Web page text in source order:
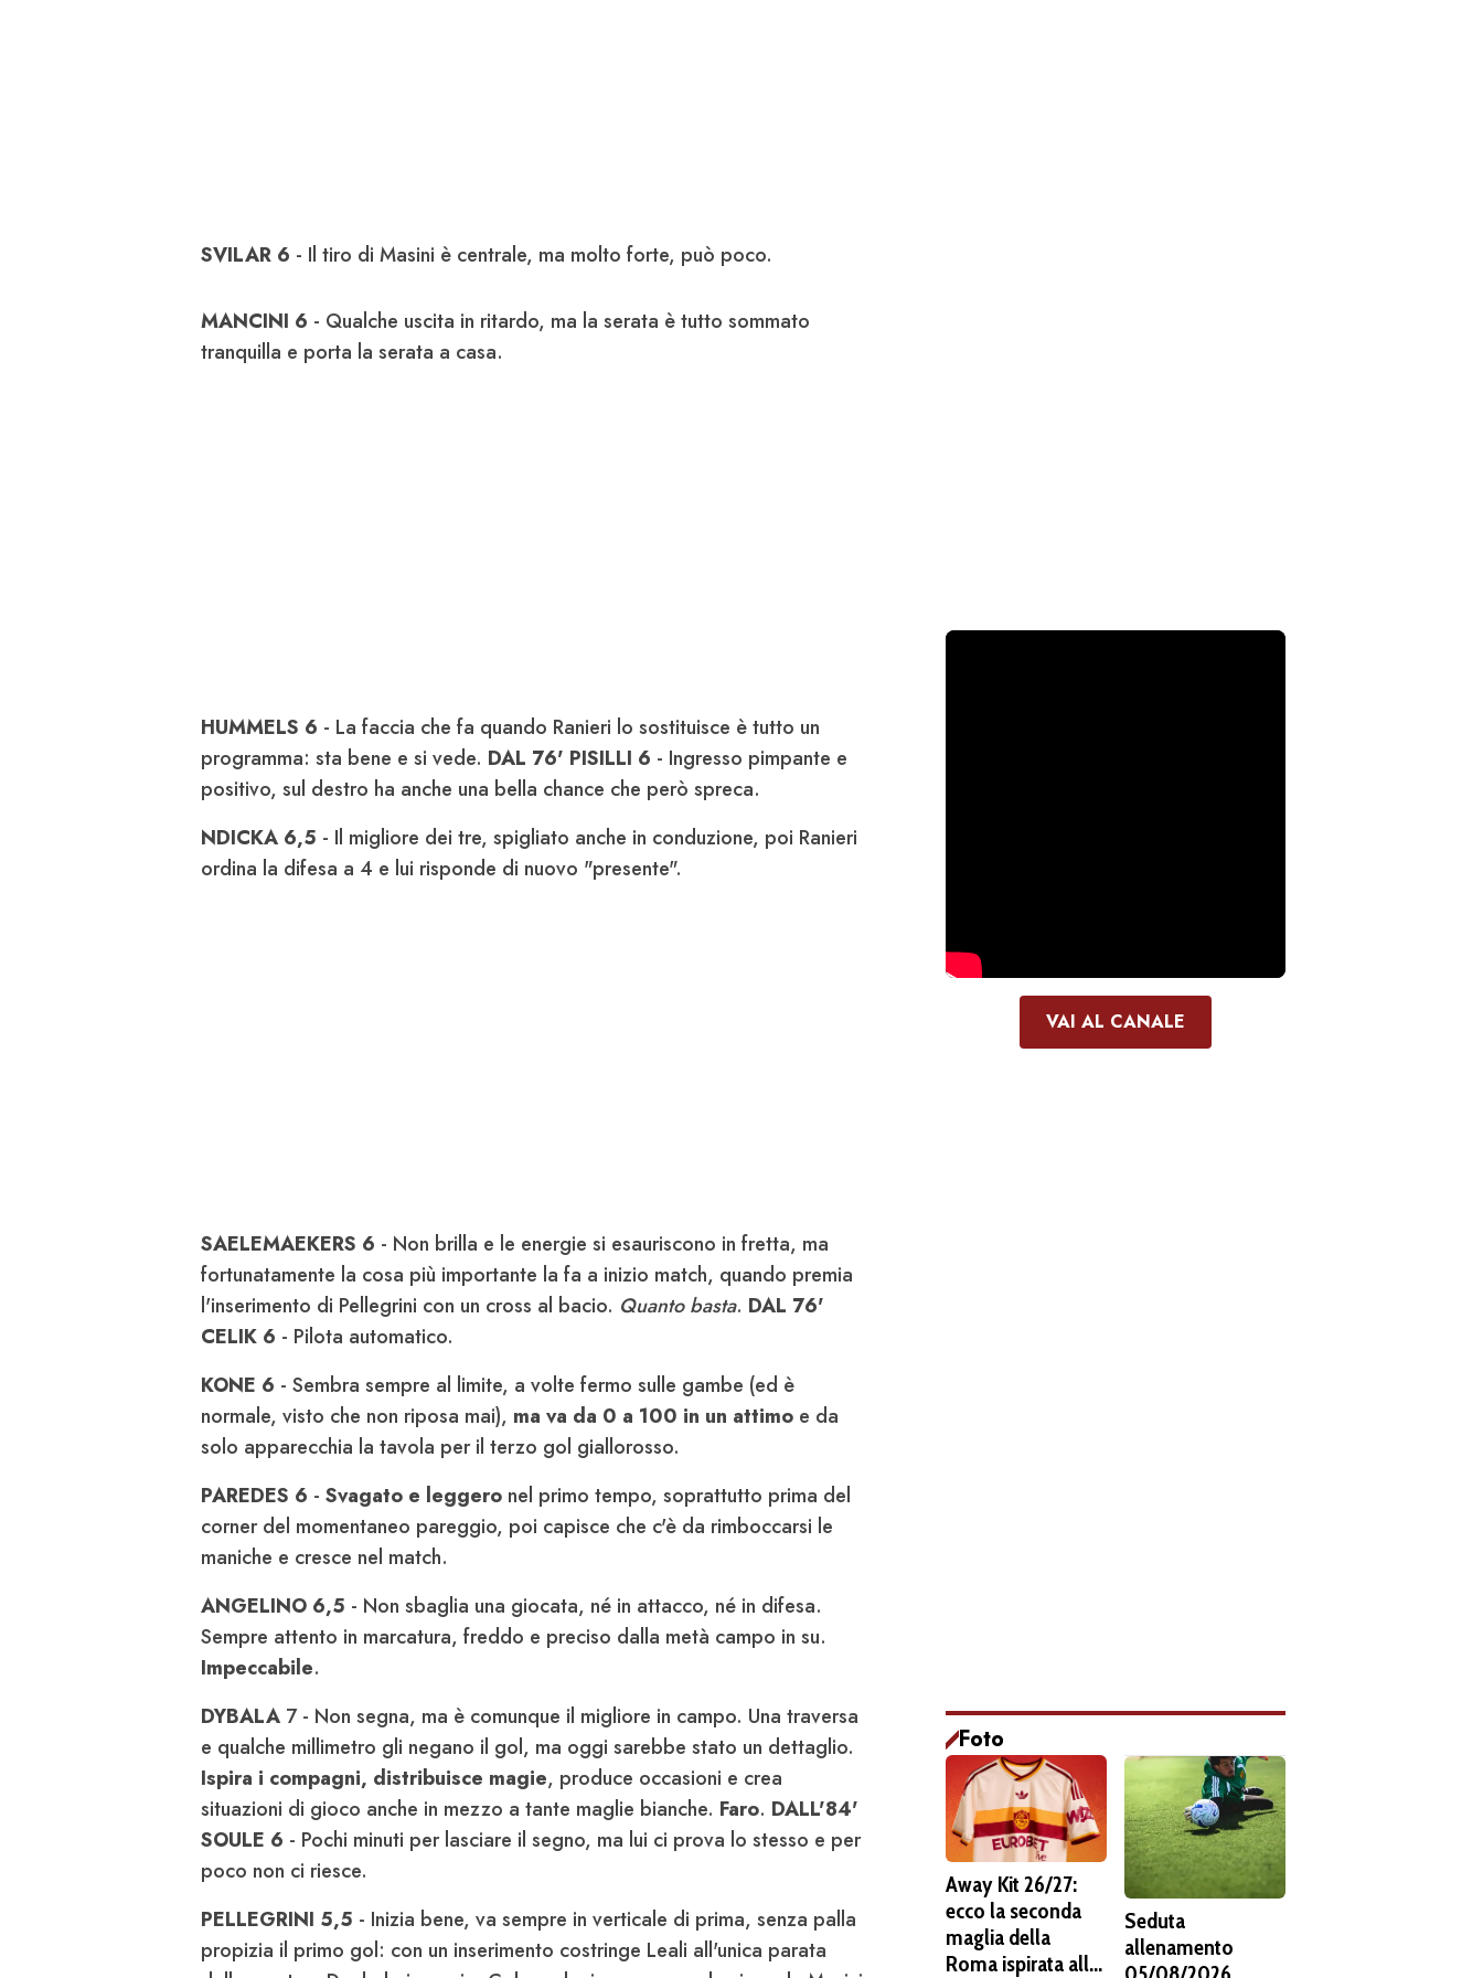
SVILAR 6 - Il tiro di Masini è centrale, ma molto forte, può poco.
MANCINI 6 - Qualche uscita in ritardo, ma la serata è tutto sommato
tranquilla e porta la serata a casa.
HUMMELS 6 - La faccia che fa quando Ranieri lo sostituisce è tutto un
programma: sta bene e si vede. DAL 76' PISILLI 6 - Ingresso pimpante e
positivo, sul destro ha anche una bella chance che però spreca.
NDICKA 6,5 - Il migliore dei tre, spigliato anche in conduzione, poi Ranieri
ordina la difesa a 4 e lui risponde di nuovo "presente".
SAELEMAEKERS 6 - Non brilla e le energie si esauriscono in fretta, ma
fortunatamente la cosa più importante la fa a inizio match, quando premia
l'inserimento di Pellegrini con un cross al bacio. Quanto basta. DAL 76'
CELIK 6 - Pilota automatico.
KONE 6 - Sembra sempre al limite, a volte fermo sulle gambe (ed è
normale, visto che non riposa mai), ma va da 0 a 100 in un attimo e da
solo apparecchia la tavola per il terzo gol giallorosso.
PAREDES 6 - Svagato e leggero nel primo tempo, soprattutto prima del
corner del momentaneo pareggio, poi capisce che c'è da rimboccarsi le
maniche e cresce nel match.
ANGELINO 6,5 - Non sbaglia una giocata, né in attacco, né in difesa.
Sempre attento in marcatura, freddo e preciso dalla metà campo in su.
Impeccabile.
DYBALA 7 - Non segna, ma è comunque il migliore in campo. Una traversa
e qualche millimetro gli negano il gol, ma oggi sarebbe stato un dettaglio.
Ispira i compagni, distribuisce magie, produce occasioni e crea
situazioni di gioco anche in mezzo a tante maglie bianche. Faro. DALL'84'
SOULE 6 - Pochi minuti per lasciare il segno, ma lui ci prova lo stesso e per
poco non ci riesce.
PELLEGRINI 5,5 - Inizia bene, va sempre in verticale di prima, senza palla
propizia il primo gol: con un inserimento costringe Leali all'unica parata
VAI AL CANALE
Foto
Away Kit 26/27:
ecco la seconda
maglia della
Roma ispirata alla
Seduta
allenamento